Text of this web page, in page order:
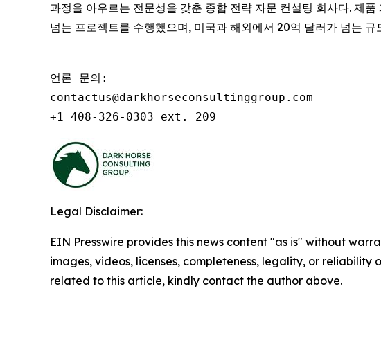
과정을 아우르는 전문성을 갖춘 종합 전략 자문 컨설팅 회사다. 제
넘는 프로젝트를 수행했으며, 미국과 해외에서 20억 달러가 넘는
언론 문의:
contactus@darkhorseconsultinggroup.com
+1 408-326-0303 ext. 209
Legal Disclaimer:
EIN Presswire provides this news content "as is" without
images, videos, licenses, completeness, legality, or
related to this article, kindly contact the author above.